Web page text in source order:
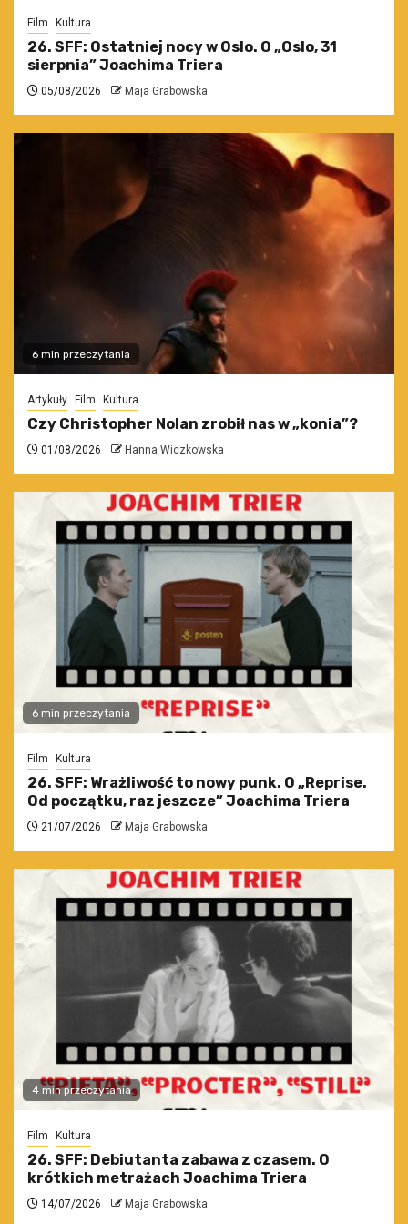
Film Kultura
26. SFF: Ostatniej nocy w Oslo. O „Oslo, 31
sierpnia” Joachima Triera
05/08/2026 Maja Grabowska
6 min przeczytania
Artykuły Film Kultura
Czy Christopher Nolan zrobił nas w „konia”?
01/08/2026 Hanna Wiczkowska
6 min przeczytania
Film Kultura
26. SFF: Wrażliwość to nowy punk. O „Reprise.
Od początku, raz jeszcze” Joachima Triera
21/07/2026 Maja Grabowska
4 min przeczytania
Film Kultura
26. SFF: Debiutanta zabawa z czasem. O
krótkich metrażach Joachima Triera
14/07/2026 Maja Grabowska